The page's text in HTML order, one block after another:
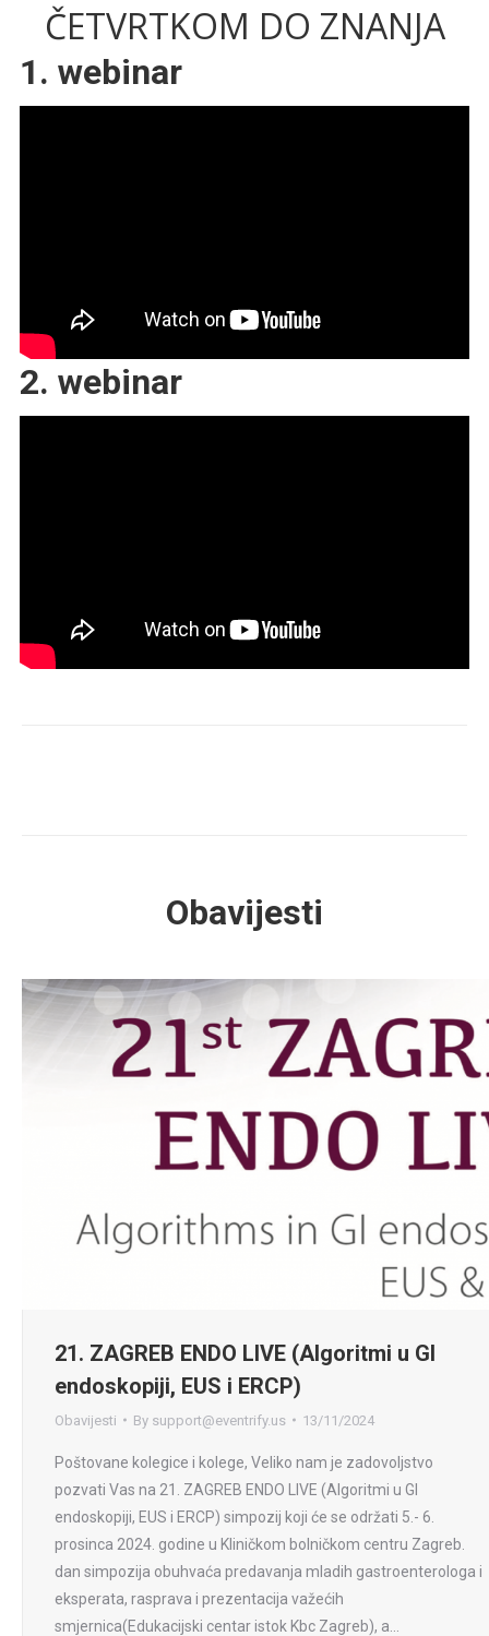
ČETVRTKOM DO ZNANJA
1. webinar
2. webinar
Obavijesti
21. ZAGREB ENDO LIVE (Algoritmi u GI
endoskopiji, EUS i ERCP)
Obavijesti By support@eventrify.us 13/11/2024
Poštovane kolegice i kolege, Veliko nam je zadovoljstvo
pozvati Vas na 21. ZAGREB ENDO LIVE (Algoritmi u GI
endoskopiji, EUS i ERCP) simpozij koji će se održati 5.- 6.
prosinca 2024. godine u Kliničkom bolničkom centru Zagreb.
dan simpozija obuhvaća predavanja mladih gastroenterologa i
eksperata, rasprava i prezentacija važećih
smjernica(Edukacijski centar istok Kbc Zagreb), a…